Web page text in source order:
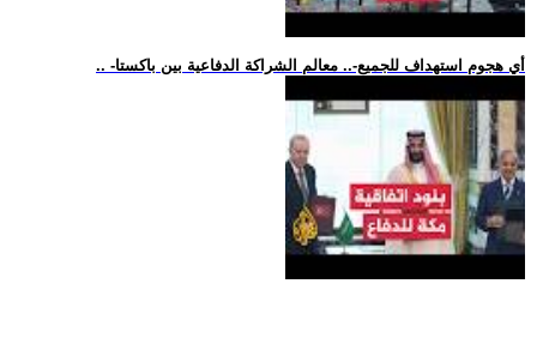
.. -أي هجوم استهداف للجميع-.. معالم الشراكة الدفاعية بين باكستا